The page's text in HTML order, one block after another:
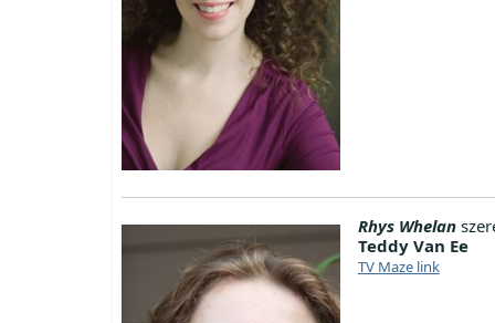
Rhys Whelan
Teddy Van Ee
TV Maze link